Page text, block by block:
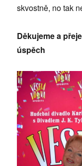
skvostně, no tak
Děkujeme a
úspěch